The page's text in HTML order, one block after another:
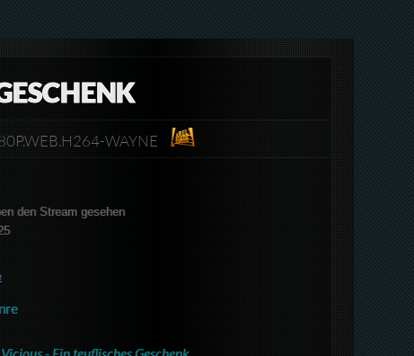
WAYNE
den Stream gesehen